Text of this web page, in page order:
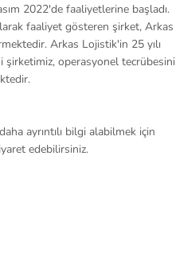
2022'de faaliyetlerine başladı.
faaliyet gösteren şirket, Arkas
Arkas Lojistik'in 25 yılı
şirketimiz, operasyonel tecrübesini
ayrıntılı bilgi alabilmek için
edebilirsiniz.